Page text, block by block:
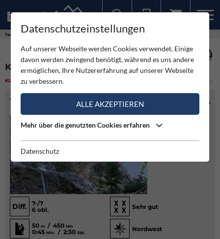
Touren
KUCKUCKSEI - RATENGRAT AUFBAU
KLETTERN MITTEL
TOURENINFO
Diff.
7-/7
6 obl.
Sehr gut
50 m / 450 Hm
0:45 Min. / 2:30 Std.
Nordwest
Datenschutzeinstellungen
Auf unserer Webseite werden Cookies verwendet. Einige
davon werden zwingend benötigt, während es uns andere
ermöglichen, Ihre Nutzererfahrung auf unserer Webseite
zu verbessern.
ALLE AKZEPTIEREN
Mehr über die genutzten Cookies erfahren
Datenschutz